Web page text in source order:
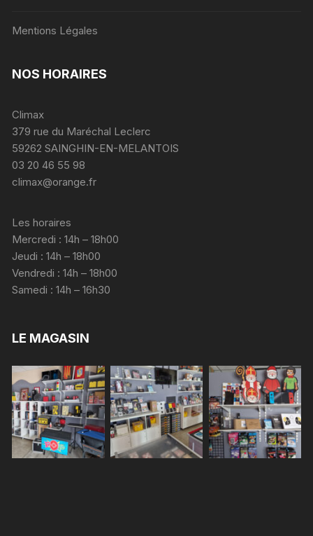
Mentions Légales
NOS HORAIRES
Climax
379 rue du Maréchal Leclerc
59262 SAINGHIN-EN-MELANTOIS
03 20 46 55 98
climax@orange.fr
Les horaires
Mercredi : 14h – 18h00
Jeudi : 14h – 18h00
Vendredi : 14h – 18h00
Samedi : 14h – 16h30
LE MAGASIN